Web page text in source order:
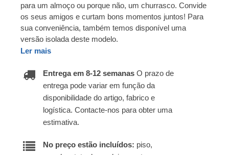
para um almoço ou porque não, um churrasco. Convide
os seus amigos e curtam bons momentos juntos! Para
sua conveniência, também temos disponível uma
versão isolada deste modelo.
Ler mais
Entrega em 8-12 semanas O prazo de
entrega pode variar em função da
disponibilidade do artigo, fabrico e
logística. Contacte-nos para obter uma
estimativa.
No preço estão incluídos: piso,